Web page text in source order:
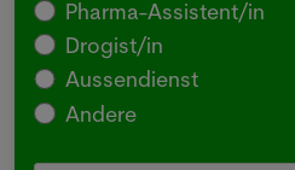
Pharma-Assistent/in
Drogist/in
Aussendienst
Andere